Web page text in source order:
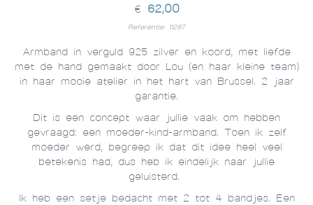
€ 62,00
Referentie: 11287
Armband in verguld 925 zilver en koord, met liefde
met de hand gemaakt door Lou (en haar kleine team)
in haar mooie atelier in het hart van Brussel. 2 jaar
garantie.
Dit is een concept waar jullie vaak om hebben
gevraagd: een moeder-kind-armband. Toen ik zelf
moeder werd, begreep ik dat dit idee heel veel
betekenis had, dus heb ik eindelijk naar jullie
geluisterd.
Ik heb een setje bedacht met 2 tot 4 bandjes. Een